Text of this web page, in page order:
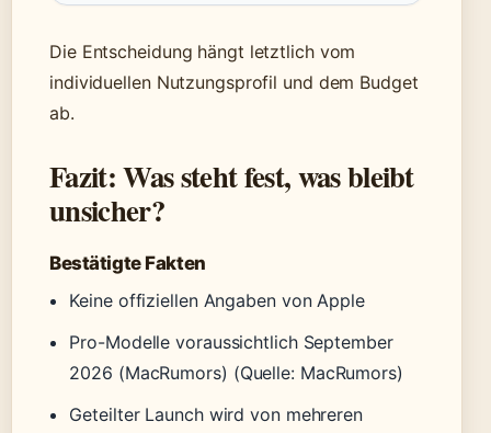
Die Entscheidung hängt letztlich vom
individuellen Nutzungsprofil und dem Budget
ab.
Fazit: Was steht fest, was bleibt
unsicher?
Bestätigte Fakten
Keine offiziellen Angaben von Apple
Pro-Modelle voraussichtlich September
2026 (MacRumors) (Quelle: MacRumors)
Geteilter Launch wird von mehreren